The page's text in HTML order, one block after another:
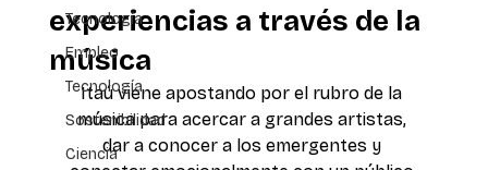
Tecnología
Empleo
Tecnología
Sostenibilidad
Ciencia
experiencias a través de la
música
Itaú viene apostando por el rubro de la
música para acercar a grandes artistas,
dar a conocer a los emergentes y